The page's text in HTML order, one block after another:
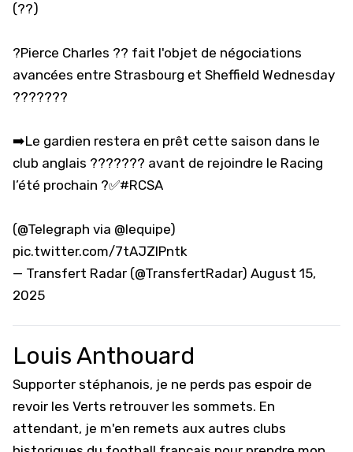
(??)
?Pierce Charles ?? fait l'objet de négociations
avancées entre Strasbourg et Sheffield Wednesday
???????
➡️Le gardien restera en prêt cette saison dans le
club anglais ??????? avant de rejoindre le Racing
l’été prochain ?✅#RCSA
(@Telegraph via @lequipe)
pic.twitter.com/7tAJZIPntk
— Transfert Radar (@TransfertRadar) August 15,
2025
Louis Anthouard
Supporter stéphanois, je ne perds pas espoir de
revoir les Verts retrouver les sommets. En
attendant, je m'en remets aux autres clubs